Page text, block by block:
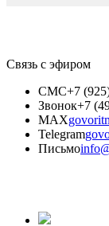
Связь с эфиром
СМС+7
Звонок+7
MAX
Telegram
Письмо